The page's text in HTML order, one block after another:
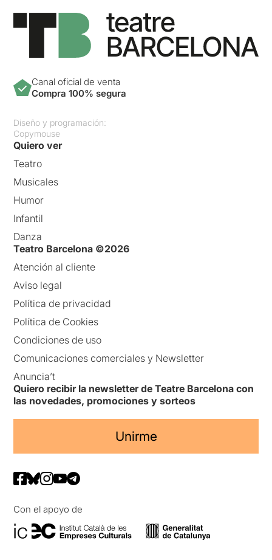
Canal oficial de venta
Compra 100% segura
Diseño y programación:
Copymouse
Quiero ver
Teatro
Musicales
Humor
Infantil
Danza
Teatro Barcelona ©2026
Atención al cliente
Aviso legal
Política de privacidad
Política de Cookies
Condiciones de uso
Comunicaciones comerciales y Newsletter
Anuncia’t
Quiero recibir la newsletter de Teatre Barcelona con
las novedades, promociones y sorteos
Unirme
Con el apoyo de